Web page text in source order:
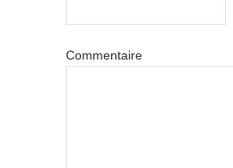
Commentaire